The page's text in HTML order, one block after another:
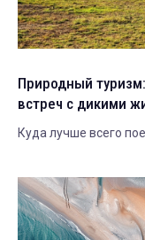
Природный
встреч с дикими
Куда лучше всего